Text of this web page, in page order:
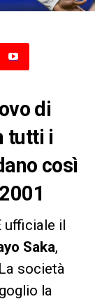
di
tutti i
così
ufficiale il
Saka,
società
la